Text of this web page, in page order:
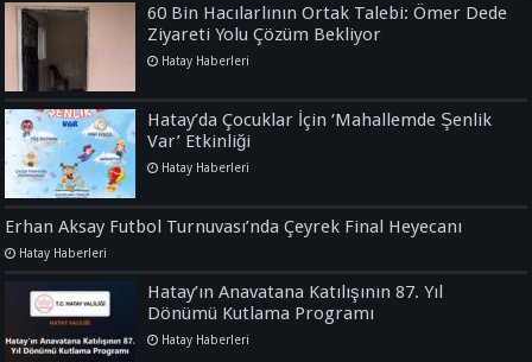
60 Bin Hacılarlının Ortak Talebi: Ömer Dede
Ziyareti Yolu Çözüm Bekliyor
Hatay Haberleri
Hatay’da Çocuklar İçin ‘Mahallemde Şenlik
Var’ Etkinliği
Hatay Haberleri
Erhan Aksay Futbol Turnuvası’nda Çeyrek Final Heyecanı
Hatay Haberleri
Hatay’ın Anavatana Katılışının 87. Yıl
Dönümü Kutlama Programı
Hatay Haberleri